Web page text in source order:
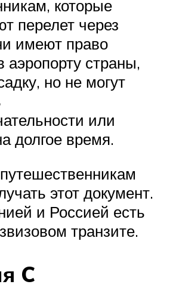
которые
перелет через
имеют право
аэропорту страны,
но не могут
или
долгое время.
этот документ.
и Россией есть
транзите.
C